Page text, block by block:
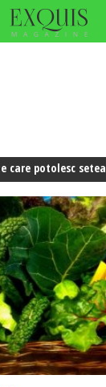
care potolesc setea